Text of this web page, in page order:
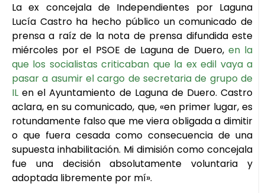
La ex concejala de Independientes por Laguna
Lucía Castro ha hecho público un comunicado de
prensa a raíz de la nota de prensa difundida este
miércoles por el PSOE de Laguna de Duero, en la
que los socialistas criticaban que la ex edil vaya a
pasar a asumir el cargo de secretaria de grupo de
ILen el Ayuntamiento de Laguna de Duero. Castro
aclara, en su comunicado, que, «en primer lugar, es
rotundamente falso que me viera obligada a dimitir
o que fuera cesada como consecuencia de una
supuesta inhabilitación. Mi dimisión como concejala
fue una decisión absolutamente voluntaria y
adoptada libremente por mí».